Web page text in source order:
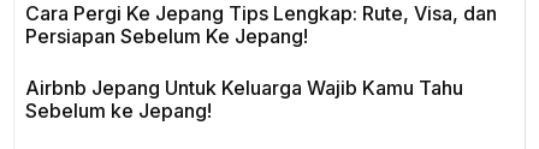
Cara Pergi Ke Jepang Tips Lengkap: Rute, Visa, dan
Persiapan Sebelum Ke Jepang!
Airbnb Jepang Untuk Keluarga Wajib Kamu Tahu
Sebelum ke Jepang!